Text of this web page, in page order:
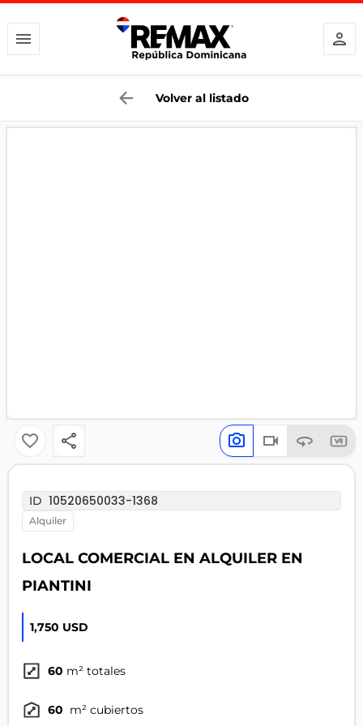
Volver al listado
ID 10520650033-1368
alquiler
LOCAL COMERCIAL EN ALQUILER EN
PIANTINI
1,750 USD
60 m² totales
60 m² cubiertos